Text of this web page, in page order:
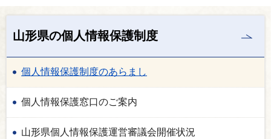
山形県の個人情報保護制度
個人情報保護制度のあらまし
個人情報保護窓口のご案内
山形県個人情報保護運営審議会開催状況